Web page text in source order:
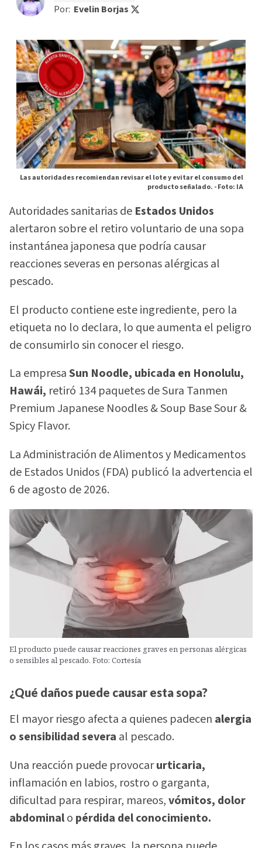
Por: Evelin Borjas
Las autoridades recomiendan revisar el lote y evitar el consumo del
producto señalado. -Foto: IA
Autoridades sanitarias de Estados Unidos
alertaron sobre el retiro voluntario de una sopa
instantánea japonesa que podría causar
reacciones severas en personas alérgicas al
pescado.
El producto contiene este ingrediente, pero la
etiqueta no lo declara, lo que aumenta el peligro
de consumirlo sin conocer el riesgo.
La empresaSun Noodle, ubicada en Honolulu,
Hawái, retiró 134 paquetes de Sura Tanmen
Premium Japanese Noodles & Soup Base Sour &
Spicy Flavor.
La Administración de Alimentos y Medicamentos
de Estados Unidos (FDA) publicó la advertencia el
6 de agosto de 2026.
El producto puede causar reacciones graves en personas alérgicas
o sensibles al pescado. Foto: Cortesía
¿Qué daños puede causar esta sopa?
El mayor riesgo afecta a quienes padecen alergia
o sensibilidad severa al pescado.
Una reacción puede provocarurticaria,
inflamación en labios, rostro o garganta,
dificultad para respirar, mareos,vómitos, dolor
abdominalo pérdida del conocimiento.